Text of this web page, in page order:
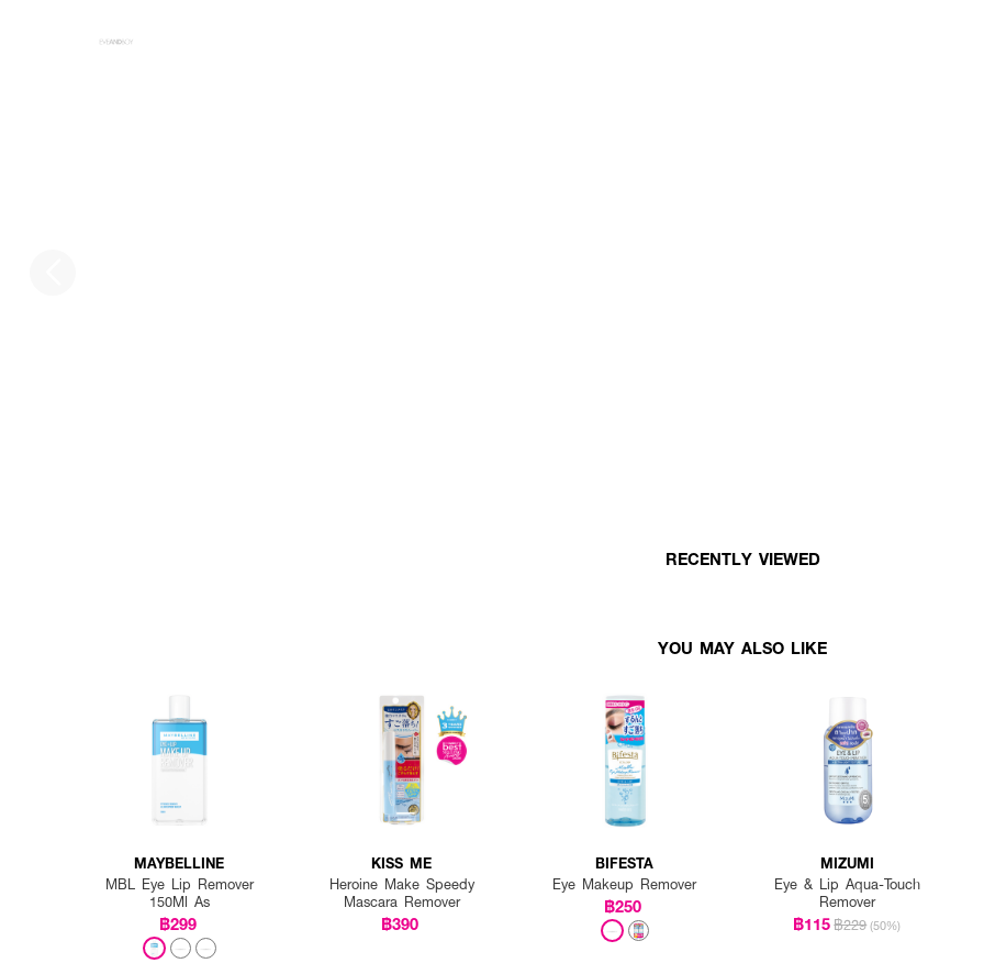
RECENTLY VIEWED
YOU MAY ALSO LIKE
MAYBELLINE
MBL Eye Lip Remover
150Ml As
฿299
KISS ME
Heroine Make Speedy
Mascara Remover
฿390
BIFESTA
Eye Makeup Remover
฿250
MIZUMI
Eye & Lip Aqua-Touch
Remover
฿115฿229 (50%)